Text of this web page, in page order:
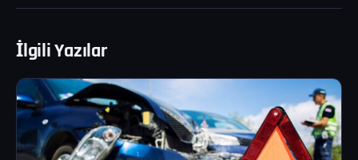
İlgili Yazılar